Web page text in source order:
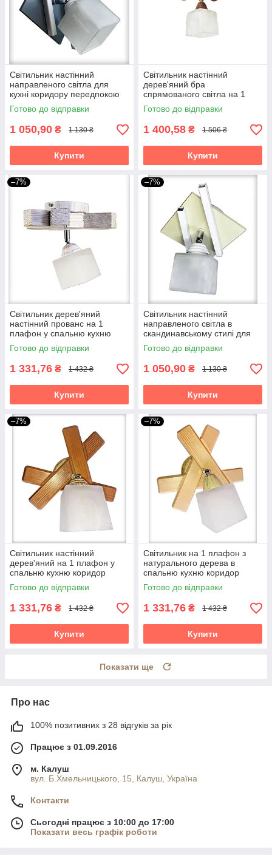
Світильник настінний
направленого світла для
кухні коридору передпокою
гардеробної бра Данко/1
біло-сіре
Готово до відправки
1 050,90 ₴ 1 130 ₴
Купити
Світильник настінний
дерев'яний бра
спрямованого світла на 1
плафон Штурвал коричнева
для кухні спальні дитячої
Готово до відправки
1 400,58 ₴ 1 506 ₴
Купити
–7%
Світильник дерев'яний
настінний прованс на 1
плафон у спальню кухню
коридор гардероб бра
Квадро/1 білий
Готово до відправки
1 331,76 ₴ 1 432 ₴
Купити
–7%
Світильник настінний
направленого світла в
скандинавському стилі для
кухні коридору бра Данко/1
біло-бежеве
Готово до відправки
1 050,90 ₴ 1 130 ₴
Купити
–7%
Світильник настінний
дерев'яний на 1 плафон у
спальню кухню коридор
гардероб бра Квадро/1
сонома
Готово до відправки
1 331,76 ₴ 1 432 ₴
Купити
–7%
Світильник на 1 плафон з
натурального дерева в
спальню кухню коридор
гардероб бра Квадро/1
Готово до відправки
1 331,76 ₴ 1 432 ₴
Купити
Показати ще
Про нас
100% позитивних з 28 відгуків за рік
Працює з 01.09.2016
м. Калуш
вул. Б.Хмельницького, 15, Калуш, Україна
Контакти
Сьогодні працює з 10:00 до 17:00
Показати весь графік роботи